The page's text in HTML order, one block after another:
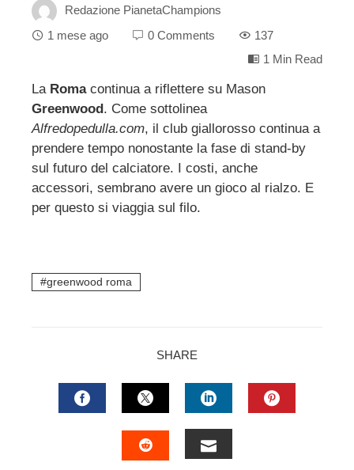
Redazione PianetaChampions
1 mese ago
0 Comments
137
1 Min Read
La Romacontinua a riflettere su Mason
Greenwood. Come sottolinea
Alfredopedulla.com, il club giallorosso continua a
prendere tempo nonostante la fase di stand-by
sul futuro del calciatore. I costi, anche
accessori, sembrano avere un gioco al rialzo. E
per questo si viaggia sul filo.
greenwood roma
SHARE
FACEBOOKTWITTERLINKEDIN